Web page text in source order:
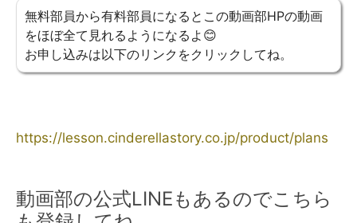
無料部員から有料部員になるとこの動画部HPの動画
をほぼ全て見れるようになるよ😊
お申し込みは以下のリンクをクリックしてね。
https://lesson.cinderellastory.co.jp/product/plans
動画部の公式LINEもあるのでこちら